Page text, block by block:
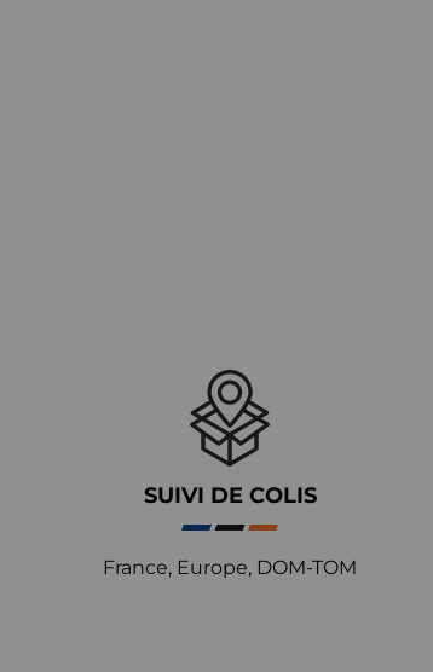
SUIVI DE COLIS
France, Europe, DOM-TOM